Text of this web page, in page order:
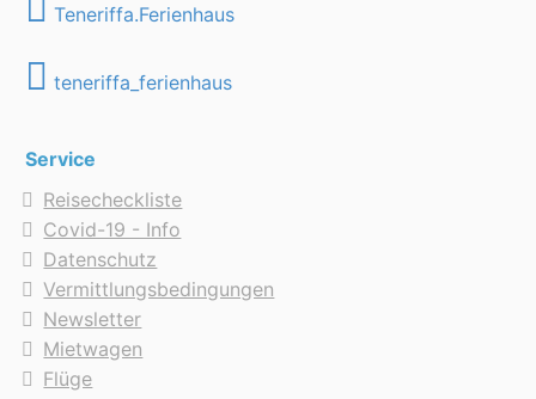
Teneriffa.Ferienhaus
teneriffa_ferienhaus
Service
Reisecheckliste
Covid-19 - Info
Datenschutz
Vermittlungsbedingungen
Newsletter
Mietwagen
Flüge